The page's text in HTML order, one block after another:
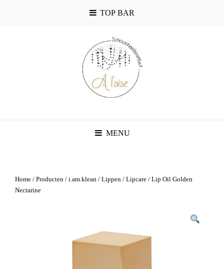
TOP BAR
MENU
Home / Producten / i.am.klean / Lippen / Lipcare / Lip Oil Golden
Nectarine